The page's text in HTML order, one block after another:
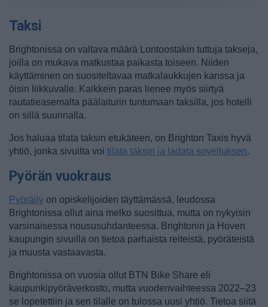
Taksi
Brightonissa on valtava määrä Lontoostakin tuttuja takseja,
joilla on mukava matkustaa paikasta toiseen. Niiden
käyttäminen on suositeltavaa matkalaukkujen kanssa ja
öisin liikkuvalle. Kaikkein paras lienee myös siirtyä
rautatieasemalta päälaiturin tuntumaan taksilla, jos hotelli
on sillä suunnalla.
Jos haluaa tilata taksin etukäteen, on Brighton Taxis hyvä
yhtiö, jonka sivuilta voi tilata taksin ja ladata sovelluksen.
Pyörän vuokraus
Pyöräily on opiskelijoiden täyttämässä, leudossa
Brightonissa ollut aina melko suosittua, mutta on nykyisin
varsinaisessa noususuhdanteessa. Brightonin ja Hoven
kaupungin sivuilla on tietoa parhaista reiteistä, pyöräteistä
ja muusta vastaavasta.
Brightonissa on vuosia ollut BTN Bike Share eli
kaupunkipyöräverkosto, mutta vuodenvaihteessa 2022–23
se lopetettiin ja sen tilalle on tulossa uusi yhtiö. Tietoa siitä